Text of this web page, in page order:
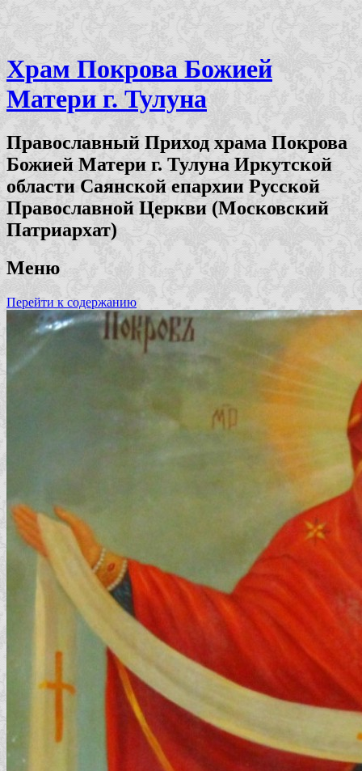
Храм Покрова Божией
Матери г. Тулуна
Православный Приход храма Покрова
Божией Матери г. Тулуна Иркутской
области Саянской епархии Русской
Православной Церкви (Московский
Патриархат)
Меню
Перейти к содержанию